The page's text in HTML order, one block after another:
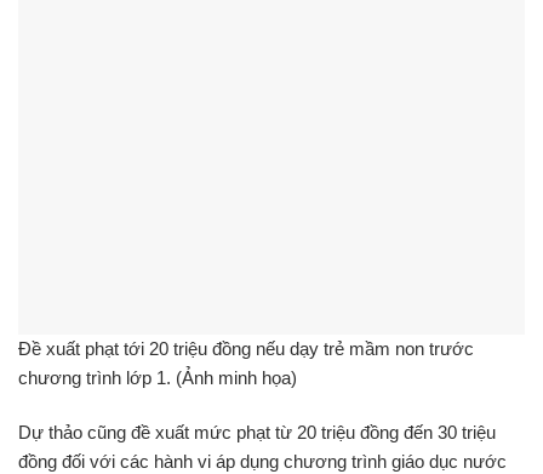
Dự thảo cũng đề xuất mức phạt từ 20 triệu đồng đến 30 triệu
ngoài khi chưa được cơ quan có thẩm quyền cho phép theo
quy định của pháp luật hoặc tự ý thay đổi, cắt xén nội dung